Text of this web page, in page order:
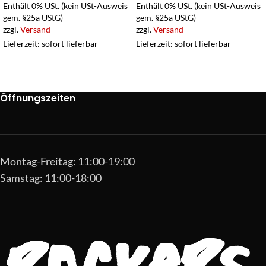
Enthält 0% USt. (kein USt-Ausweis
gem. §25a UStG)
zzgl.Versand
Lieferzeit: sofort lieferbar
Enthält 0% USt. (kein USt-Ausweis
gem. §25a UStG)
zzgl.Versand
Lieferzeit: sofort lieferbar
Öffnungszeiten
Montag-Freitag: 11:00-19:00
Samstag: 11:00-18:00